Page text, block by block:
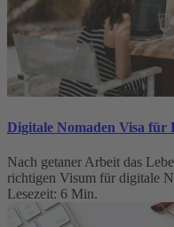
Digitale Nomaden Visa für
Nach getaner Arbeit das
richtigen Visum für digitale
Lesezeit: 6 Min.